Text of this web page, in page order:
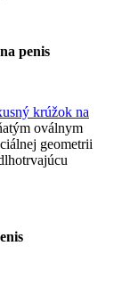
penis
krúžok na
oválnym
geometrii